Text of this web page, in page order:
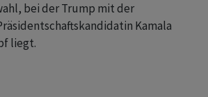
bei der Trump mit der
Kamala
liegt.